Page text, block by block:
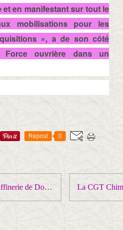
en manifestant sur tout le
mobilisations pour les
», a de son côté
Force ouvrière dans un
Repost 0
CARBURANTS : la raffinerie de Donges rejoint la grève après la réquisition des personnels d'Esso-ExxonMobil